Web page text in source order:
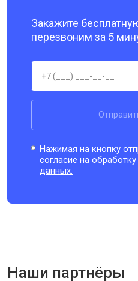
Закажите
перезвоним за 5
Нажимая на кнопку
согласие на
данных.
Наши партнёры